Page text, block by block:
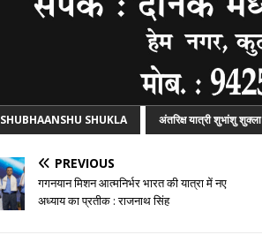
SHUBHAANSHU SHUKLA अंतरिक्ष यात्री शुभांशु शुक्ला
PREVIOUS
गगनयान मिशन आत्मनिर्भर भारत की यात्रा में नए
अध्याय का प्रतीक : राजनाथ सिंह